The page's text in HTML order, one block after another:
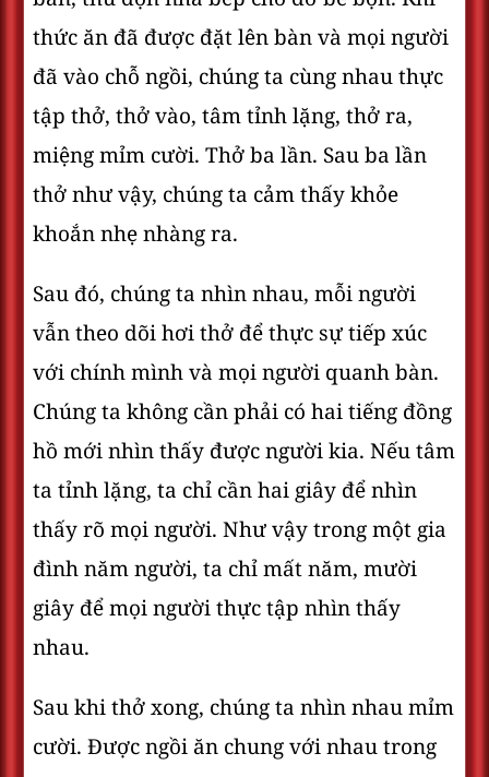
thức ăn đã được đặt lên bàn và mọi người
đã vào chỗ ngồi, chúng ta cùng nhau thực
tập thở, thở vào, tâm tỉnh lặng, thở ra,
miệng mỉm cười. Thở ba lần. Sau ba lần
thở như vậy, chúng ta cảm thấy khỏe
khoắn nhẹ nhàng ra.
Sau đó, chúng ta nhìn nhau, mỗi người
vẫn theo dõi hơi thở để thực sự tiếp xúc
với chính mình và mọi người quanh bàn.
Chúng ta không cần phải có hai tiếng đồng
hồ mới nhìn thấy được người kia. Nếu tâm
ta tỉnh lặng, ta chỉ cần hai giây để nhìn
thấy rõ mọi người. Như vậy trong một gia
đình năm người, ta chỉ mất năm, mười
giây để mọi người thực tập nhìn thấy
nhau.
Sau khi thở xong, chúng ta nhìn nhau mỉm
cười. Được ngồi ăn chung với nhau trong